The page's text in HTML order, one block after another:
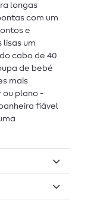
longas
com um
e
lisas um
cabo de 40
de bebé
mais
ou plano -
fiável